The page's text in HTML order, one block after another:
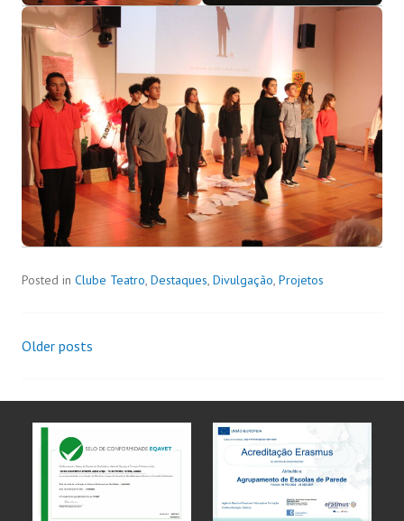
Posted in Clube Teatro, Destaques, Divulgação, Projetos
Older posts